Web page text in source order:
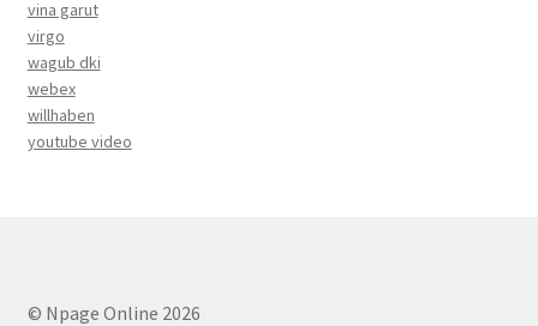
vina garut
virgo
wagub dki
webex
willhaben
youtube video
© Npage Online 2026